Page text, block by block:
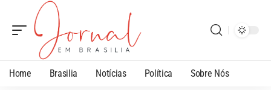
Home Brasilia Notícias Política Sobre Nós